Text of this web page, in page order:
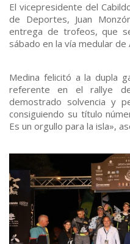
El vicepresidente del
de Deportes, Juan
entrega de trofeos, que
sábado en la vía medular de
Medina felicitó a la dupla
referente en el rallye
demostrado solvencia y
consiguiendo su título
Es un orgullo para la isla»,